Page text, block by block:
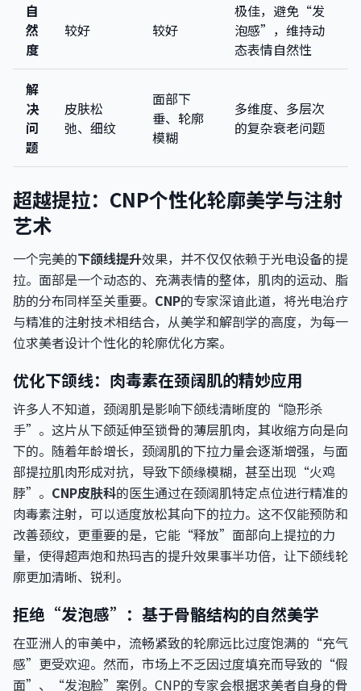
自
然
度
较好 较好
极佳，避免“发
泡感”，维持动
态表情自然性
解
决
问
题
皮肤松
弛、细纹
面部下
垂、轮廓
模糊
多维度、多层次
的复杂衰老问题
超越提拉：CNP个性化轮廓美学与注射
艺术
一个完美的下颌线提升效果，并不仅仅依赖于光电设备的提
拉。面部是一个动态的、充满表情的整体，肌肉的运动、脂
肪的分布同样至关重要。 CNP的专家深谙此道，将光电治疗
与精准的注射技术相结合，从美学和解剖学的高度，为每一
位求美者设计个性化的轮廓优化方案。
优化下颌线：肉毒素在颈阔肌的精妙应用
许多人不知道，颈阔肌是影响下颌线清晰度的“隐形杀
手”。这片从下颌延伸至锁骨的薄层肌肉，其收缩方向是向
下的。随着年龄增长，颈阔肌的下拉力量会逐渐增强，与面
部提拉肌肉形成对抗，导致下颌缘模糊，甚至出现“火鸡
脖”。 CNP皮肤科的医生通过在颈阔肌特定点位进行精准的
肉毒素注射，可以适度放松其向下的拉力。这不仅能预防和
改善颈纹，更重要的是，它能“释放”面部向上提拉的力
量，使得超声炮和热玛吉的提升效果事半功倍，让下颌线轮
廓更加清晰、锐利。
拒绝“发泡感”：基于骨骼结构的自然美学
在亚洲人的审美中，流畅紧致的轮廓远比过度饱满的“充气
感”更受欢迎。然而，市场上不乏因过度填充而导致的“假
面”、“发泡脸”案例。CNP的专家会根据求美者自身的骨